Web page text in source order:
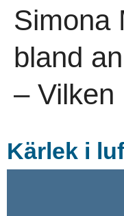
Simona
bland
– Vilken
Kärlek i